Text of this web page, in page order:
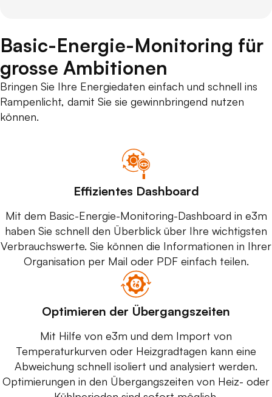
Basic-Energie-Monitoring für
grosse Ambitionen
Bringen Sie Ihre Energiedaten einfach und schnell ins
Rampenlicht, damit Sie sie gewinnbringend nutzen
können.
Effizientes Dashboard
Mit dem Basic-Energie-Monitoring-Dashboard in e3m
haben Sie schnell den Überblick über Ihre wichtigsten
Verbrauchswerte. Sie können die Informationen in Ihrer
Organisation per Mail oder PDF einfach teilen.
Optimieren der Übergangszeiten
Mit Hilfe von e3m und dem Import von
Temperaturkurven oder Heizgradtagen kann eine
Abweichung schnell isoliert und analysiert werden.
Optimierungen in den Übergangszeiten von Heiz- oder